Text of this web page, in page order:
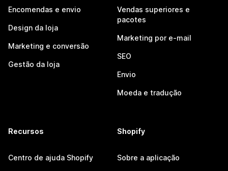
Encomendas e envio
Design da loja
Marketing e conversão
Gestão da loja
Vendas superiores e
pacotes
Marketing por e-mail
SEO
Envio
Moeda e tradução
Recursos
Centro de ajuda Shopify
Shopify
Sobre a aplicação